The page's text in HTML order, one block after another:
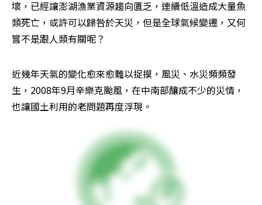
壞，已經讓澎湖漁業資源趨向匱乏，連續低溫造成大量魚
類死亡，或許可以歸咎於天災，但是全球氣候變遷，又何
嘗不是跟人類有關呢？
近幾年天氣的變化愈來愈難以捉摸，風災、水災頻頻發
生，2008年9月辛樂克颱風，在中南部釀成不少的災情，
也讓國土利用的老問題再度浮現。